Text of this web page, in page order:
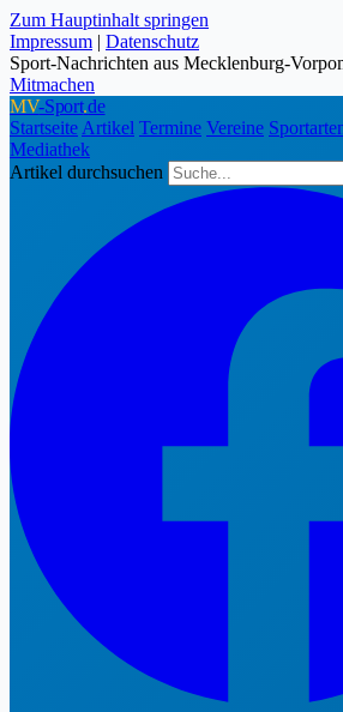
Zum Hauptinhalt springen
Impressum | Datenschutz
Sport-Nachrichten aus Mecklenburg-
Mitmachen
MV-Sport.de
Startseite Artikel Termine Vereine
Mediathek
Artikel durchsuchen